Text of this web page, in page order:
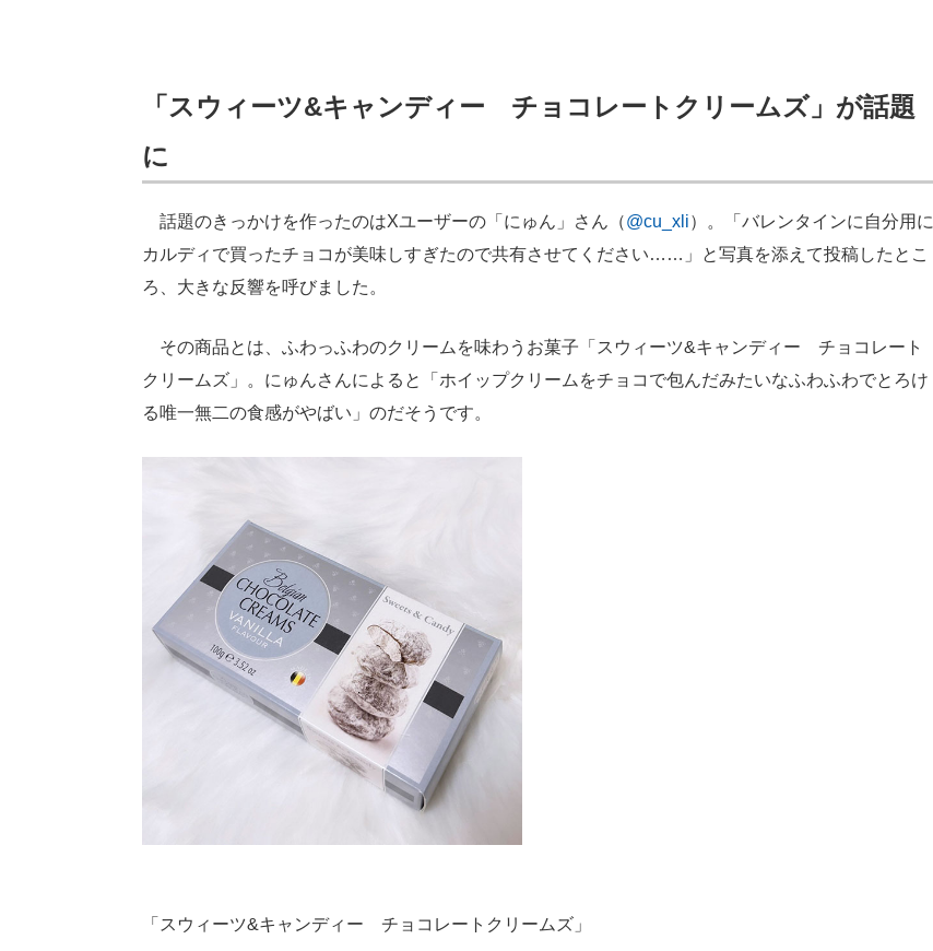
「スウィーツ&キャンディー チョコレートクリームズ」が話題
に
話題のきっかけを作ったのはXユーザーの「にゅん」さん（@cu_xli）。「バレンタインに自分用に
カルディで買ったチョコが美味しすぎたので共有させてください……」と写真を添えて投稿したとこ
ろ、大きな反響を呼びました。
その商品とは、ふわっふわのクリームを味わうお菓子「スウィーツ&キャンディー チョコレート
クリームズ」。にゅんさんによると「ホイップクリームをチョコで包んだみたいなふわふわでとろけ
る唯一無二の食感がやばい」のだそうです。
「スウィーツ&キャンディー チョコレートクリームズ」